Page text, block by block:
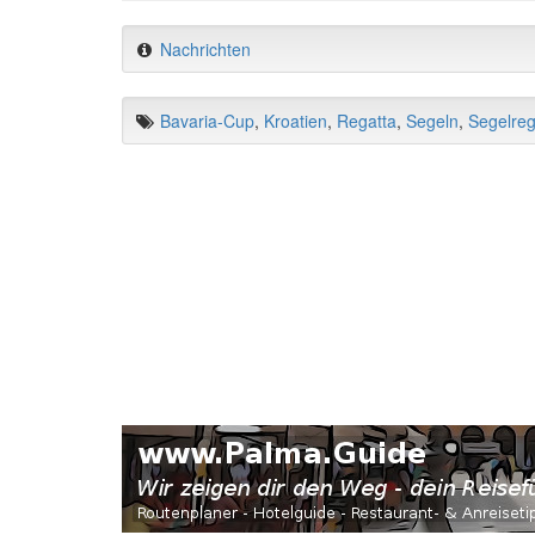
Nachrichten
Bavaria-Cup, Kroatien, Regatta, Segeln,